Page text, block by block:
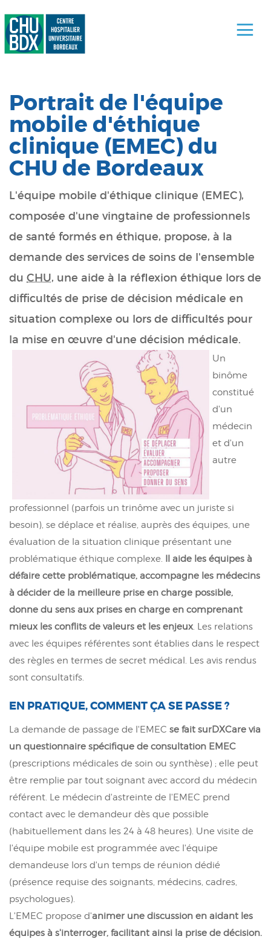
Portrait de l'équipe
mobile d'éthique
clinique (EMEC) du
CHU de Bordeaux
L'équipe mobile d'éthique clinique (EMEC),
composée d'une vingtaine de professionnels
de santé formés en éthique, propose, à la
demande des services de soins de l'ensemble
du CHU, une aide à la réflexion éthique lors de
difficultés de prise de décision médicale en
situation complexe ou lors de difficultés pour
la mise en œuvre d'une décision médicale.
Un
binôme
constitué
d'un
médecin
et d'un
autre
professionnel (parfois un trinôme avec un juriste si
besoin), se déplace et réalise, auprès des équipes, une
évaluation de la situation clinique présentant une
problématique éthique complexe. Il aide les équipes à
défaire cette problématique, accompagne les médecins
à décider de la meilleure prise en charge possible,
donne du sens aux prises en charge en comprenant
mieux les conflits de valeurs et les enjeux. Les relations
avec les équipes référentes sont établies dans le respect
des règles en termes de secret médical. Les avis rendus
sont consultatifs.
EN PRATIQUE, COMMENT ÇA SE PASSE ?
La demande de passage de l'EMEC se fait surDXCare via
un questionnaire spécifique de consultation EMEC
(prescriptions médicales de soin ou synthèse) ; elle peut
être remplie par tout soignant avec accord du médecin
référent. Le médecin d'astreinte de l'EMEC prend
contact avec le demandeur dès que possible
(habituellement dans les 24 à 48 heures). Une visite de
l'équipe mobile est programmée avec l'équipe
demandeuse lors d'un temps de réunion dédié
(présence requise des soignants, médecins, cadres,
psychologues).
L'EMEC propose d'animer une discussion en aidant les
équipes à s'interroger, facilitant ainsi la prise de décision.